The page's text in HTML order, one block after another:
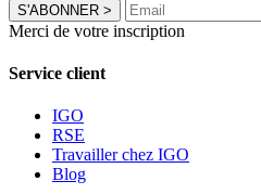
S'ABONNER >
Merci de votre inscription
Service client
IGO
RSE
Travailler chez IGO
Blog